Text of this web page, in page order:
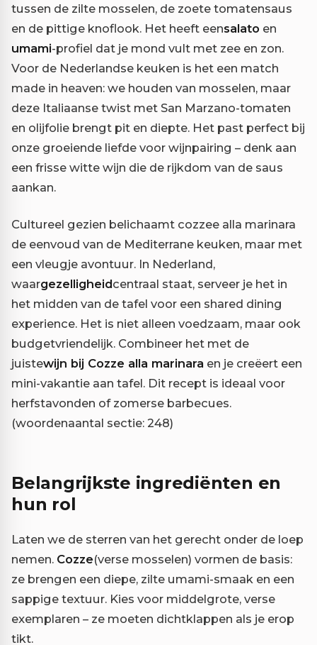
tussen de zilte mosselen, de zoete tomatensaus
en de pittige knoflook. Het heeft eensalato en
umami-profiel dat je mond vult met zee en zon.
Voor de Nederlandse keuken is het een match
made in heaven: we houden van mosselen, maar
deze Italiaanse twist met San Marzano-tomaten
en olijfolie brengt pit en diepte. Het past perfect bij
onze groeiende liefde voor wijnpairing – denk aan
een frisse witte wijn die de rijkdom van de saus
aankan.
Cultureel gezien belichaamt cozzee alla marinara
de eenvoud van de Mediterrane keuken, maar met
een vleugje avontuur. In Nederland,
waargezelligheidcentraal staat, serveer je het in
het midden van de tafel voor een shared dining
experience. Het is niet alleen voedzaam, maar ook
budgetvriendelijk. Combineer het met de
juistewijn bij Cozze alla marinara en je creëert een
mini-vakantie aan tafel. Dit recept is ideaal voor
herfstavonden of zomerse barbecues.
(woordenaantal sectie: 248)
Belangrijkste ingrediënten en
hun rol
Laten we de sterren van het gerecht onder de loep
nemen. Cozze(verse mosselen) vormen de basis:
ze brengen een diepe, zilte umami-smaak en een
sappige textuur. Kies voor middelgrote, verse
exemplaren – ze moeten dichtklappen als je erop
tikt.